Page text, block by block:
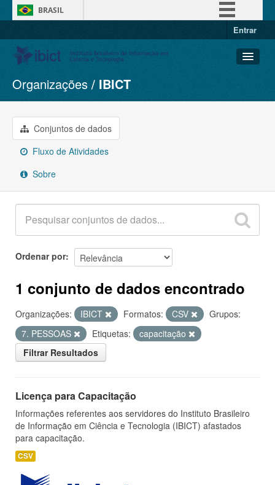
BRASIL
Entrar
Conjuntos de dados
Organizações
Grupos
Sobre
Organizações IBICT
Conjuntos de dados
Fluxo de Atividades
Sobre
Ordenar por
1 conjunto de dados encontrado
Organizações: IBICT Formatos: CSV
Grupos:
7. PESSOAS
Etiquetas:
capacitação
Filtrar Resultados
Licença para Capacitação
Informações referentes aos servidores do Instituto Brasileiro
de Informação em Ciência e Tecnologia (IBICT) afastados
para capacitação.
CSV